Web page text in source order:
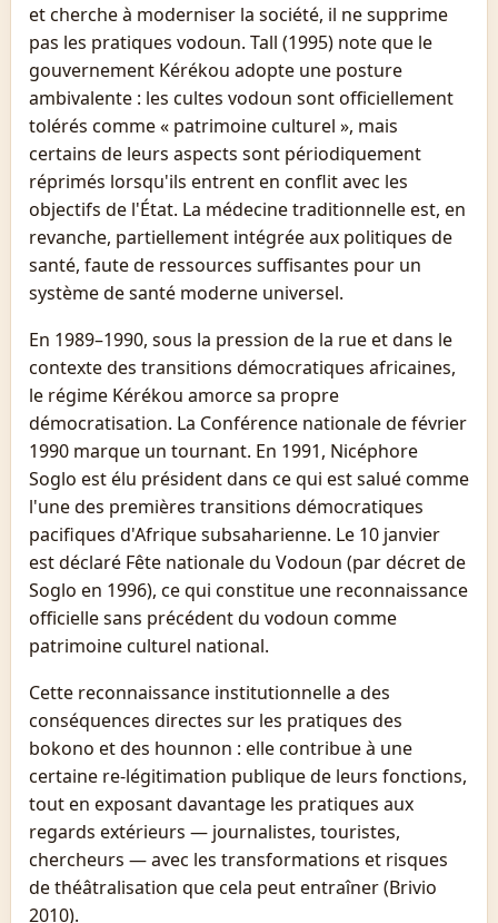
et cherche à moderniser la société, il ne supprime
pas les pratiques vodoun. Tall (1995) note que le
gouvernement Kérékou adopte une posture
ambivalente : les cultes vodoun sont officiellement
tolérés comme « patrimoine culturel », mais
certains de leurs aspects sont périodiquement
réprimés lorsqu'ils entrent en conflit avec les
objectifs de l'État. La médecine traditionnelle est, en
revanche, partiellement intégrée aux politiques de
santé, faute de ressources suffisantes pour un
système de santé moderne universel.
En 1989–1990, sous la pression de la rue et dans le
contexte des transitions démocratiques africaines,
le régime Kérékou amorce sa propre
démocratisation. La Conférence nationale de février
1990 marque un tournant. En 1991, Nicéphore
Soglo est élu président dans ce qui est salué comme
l'une des premières transitions démocratiques
pacifiques d'Afrique subsaharienne. Le 10 janvier
est déclaré Fête nationale du Vodoun (par décret de
Soglo en 1996), ce qui constitue une reconnaissance
officielle sans précédent du vodoun comme
patrimoine culturel national.
Cette reconnaissance institutionnelle a des
conséquences directes sur les pratiques des
bokono et des hounnon : elle contribue à une
certaine re-légitimation publique de leurs fonctions,
tout en exposant davantage les pratiques aux
regards extérieurs — journalistes, touristes,
chercheurs — avec les transformations et risques
de théâtralisation que cela peut entraîner (Brivio
2010).